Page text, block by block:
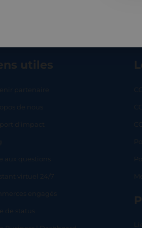
utiles
partenaire
de nous
d’impact
aux questions
virtuel 24/7
engagés
de status